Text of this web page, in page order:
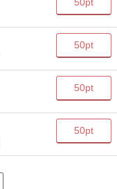
50pt
50pt
50pt
50pt